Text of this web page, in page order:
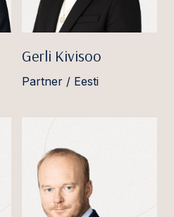
Gerli Kivisoo
Partner / Eesti